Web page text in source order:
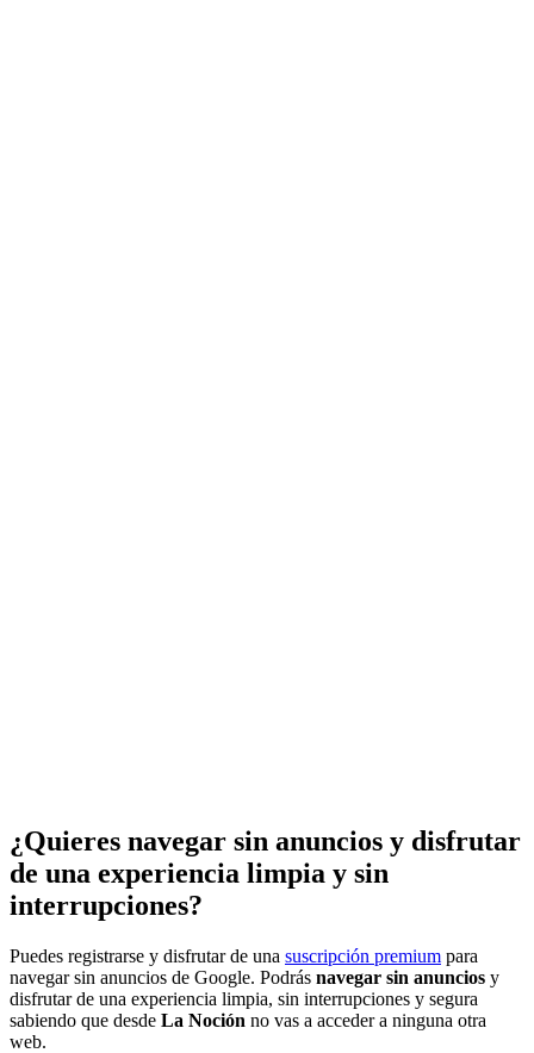
¿Quieres navegar sin anuncios y disfrutar
de una experiencia limpia y sin
interrupciones?
Puedes registrarse y disfrutar de una suscripción premium para
navegar sin anuncios de Google. Podrás navegar sin anuncios y
disfrutar de una experiencia limpia, sin interrupciones y segura
sabiendo que desde La Noción no vas a acceder a ninguna otra
web.